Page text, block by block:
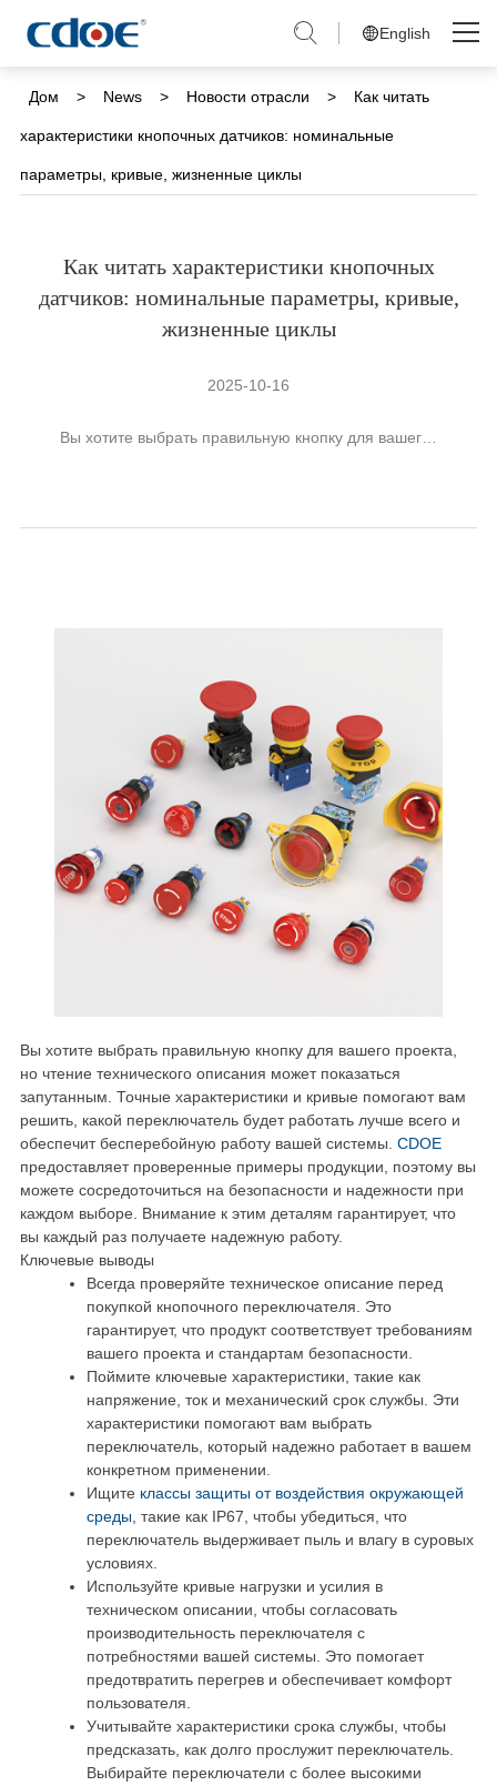
content
English
Дом
Продукты
Компания
Обслуживание и Поддержка
Связаться с нами
Дом > News> Новости отрасли > Как читать
характеристики кнопочных датчиков: номинальные
параметры, кривые, жизненные циклы
Как читать характеристики кнопочных
датчиков: номинальные параметры, кривые,
жизненные циклы
2025-10-16
Вы хотите выбрать правильную кнопку для вашег…
Вы хотите выбрать правильную кнопку для вашего проекта,
но чтение технического описания может показаться
запутанным. Точные характеристики и кривые помогают вам
решить, какой переключатель будет работать лучше всего и
обеспечит бесперебойную работу вашей системы. CDOE
предоставляет проверенные примеры продукции, поэтому вы
можете сосредоточиться на безопасности и надежности при
каждом выборе. Внимание к этим деталям гарантирует, что
вы каждый раз получаете надежную работу.
Ключевые выводы
Всегда проверяйте техническое описание перед
покупкой кнопочного переключателя. Это
гарантирует, что продукт соответствует требованиям
вашего проекта и стандартам безопасности.
Поймите ключевые характеристики, такие как
напряжение, ток и механический срок службы. Эти
характеристики помогают вам выбрать
переключатель, который надежно работает в вашем
конкретном применении.
Ищите классы защиты от воздействия окружающей
среды, такие как IP67, чтобы убедиться, что
переключатель выдерживает пыль и влагу в суровых
условиях.
Используйте кривые нагрузки и усилия в
техническом описании, чтобы согласовать
производительность переключателя с
потребностями вашей системы. Это помогает
предотвратить перегрев и обеспечивает комфорт
пользователя.
Учитывайте характеристики срока службы, чтобы
предсказать, как долго прослужит переключатель.
Выбирайте переключатели с более высокими